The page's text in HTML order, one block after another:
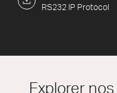
RS232 IP Protocol
Explorer